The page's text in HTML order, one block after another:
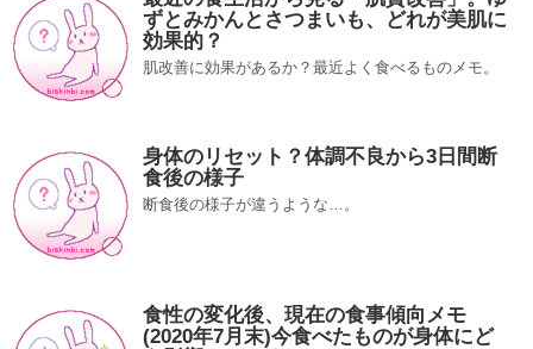
ずとみかんとさつまいも、どれが美肌に
効果的？
肌改善に効果があるか？最近よく食べるものメモ。
身体のリセット？体調不良から3日間断
食後の様子
断食後の様子が違うような…。
食性の変化後、現在の食事傾向メモ
(2020年7月末)今食べたものが身体にど